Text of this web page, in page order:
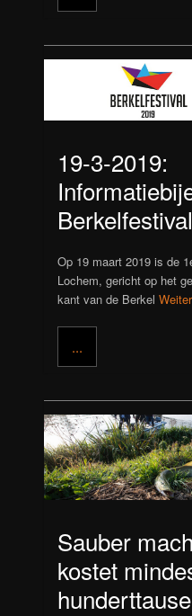
19-3-2019:
Op 19 maart 2019 is de
Lochem, gericht op het
kant van de Berkel
...
Sauber
kostet